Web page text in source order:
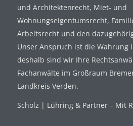
und Architektenrecht, Miet- und
Wohnungseigentumsrecht,
Arbeitsrecht und den
Unser Anspruch ist die Wahrung
deshalb sind wir Ihre
Fachanwälte im Großraum
Landkreis Verden.
Scholz | Lühring & Partner – Mit